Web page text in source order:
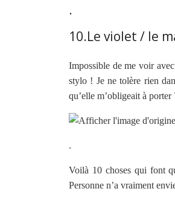
.
10.Le violet / le
Impossible de me voir
stylo ! Je ne tolère rien
qu’elle m’obligeait à
.
Voilà 10 choses qui font
Personne n’a vraiment